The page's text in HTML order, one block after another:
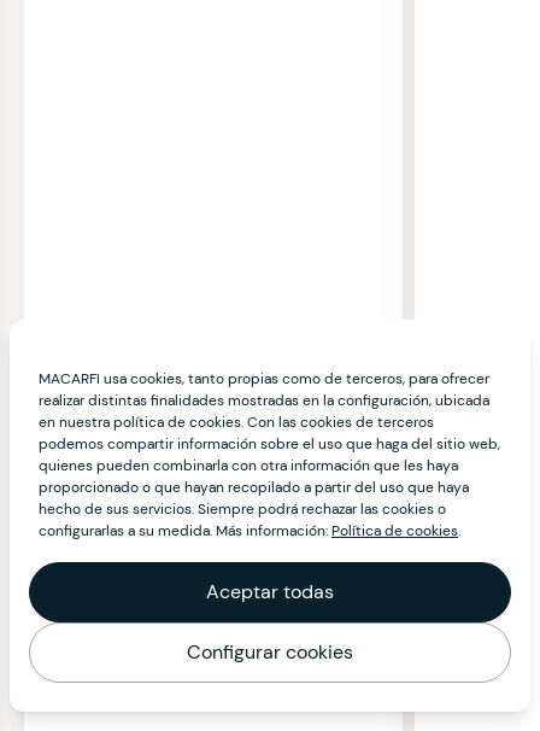
MACARFI usa cookies, tanto propias como de terceros, para ofrecer
realizar distintas finalidades mostradas en la configuración, ubicada
en nuestra política de cookies. Con las cookies de terceros
podemos compartir información sobre el uso que haga del sitio web,
quienes pueden combinarla con otra información que les haya
proporcionado o que hayan recopilado a partir del uso que haya
hecho de sus servicios. Siempre podrá rechazar las cookies o
configurarlas a su medida. Más información:Política de cookies.
Aceptar todas
Configurar cookies